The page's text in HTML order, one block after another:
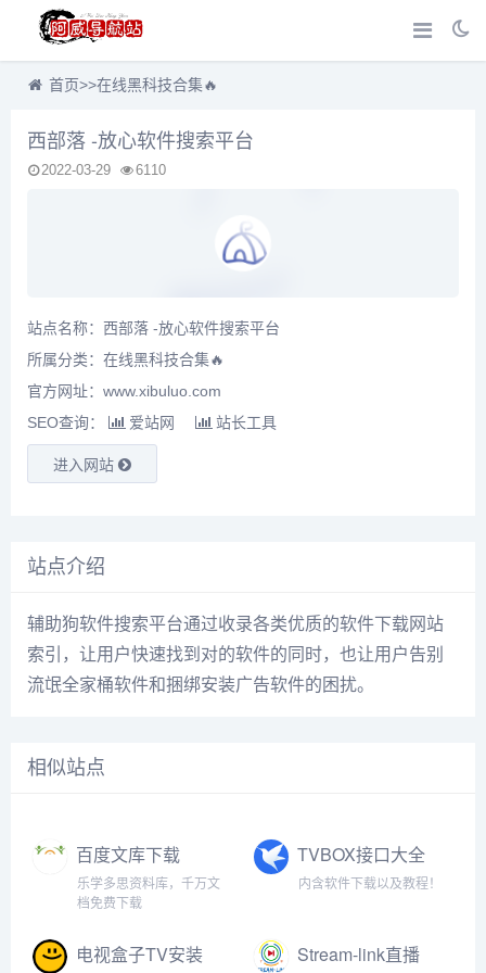
首页>>在线黑科技合集🔥
西部落 -放心软件搜索平台
2022-03-29 6110
站点名称：西部落 -放心软件搜索平台
所属分类： 在线黑科技合集🔥
官方网址：www.xibuluo.com
SEO查询：
爱站网 站长工具
进入网站
站点介绍
辅助狗软件搜索平台通过收录各类优质的软件下载网站
索引，让用户快速找到对的软件的同时，也让用户告别
流氓全家桶软件和捆绑安装广告软件的困扰。
相似站点
百度文库下载
乐学多思资料库，千万文
档免费下载
TVBOX接口大全
内含软件下载以及教程！
电视盒子TV安装
Stream-link直播